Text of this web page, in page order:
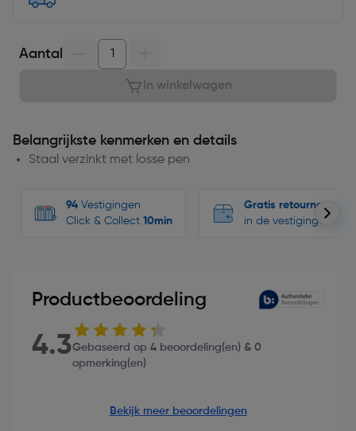
Aantal
In winkelwagen
Belangrijkste kenmerken en details
Staal verzinkt met losse pen
94 Vestigingen
Click & Collect 10min
Gratis retourneren
in de vestigingen
Productbeoordeling
4.3Gebaseerd op 4 beoordeling(en) & 0
opmerking(en)
Bekijk meer beoordelingen